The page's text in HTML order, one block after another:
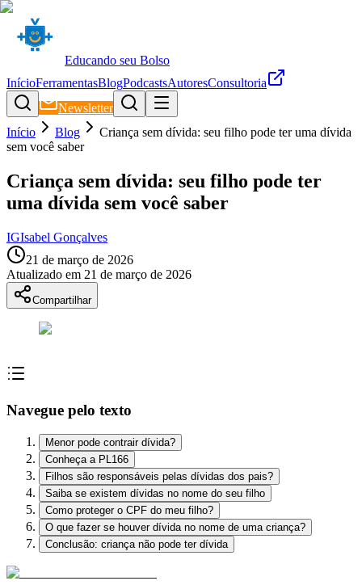
Educando seu Bolso
InícioFerramentasBlogPodcastsAutoresConsultoria
Newsletter
Início
Blog
Criança sem dívida: seu filho pode ter uma dívida
sem você saber
Criança sem dívida: seu filho pode ter
uma dívida sem você saber
IGIsabel Gonçalves
21 de março de 2026
Atualizado em 21 de março de 2026
Compartilhar
Navegue pelo texto
Menor pode contrair dívida?
Conheça a PL166
Filhos são responsáveis pelas dívidas dos pais?
Saiba se existem dívidas no nome do seu filho
Como proteger o CPF do meu filho?
O que fazer se houver dívida no nome de uma criança?
Conclusão: criança não pode ter dívida